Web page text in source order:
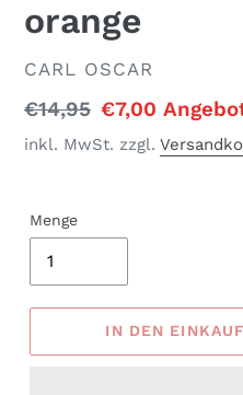
orange
VERKÄUFER
CARL OSCAR
Normaler
Preis
€14,95 Sonderpreis
€7,00
inkl. MwSt. zzgl.
Menge
IN DEN